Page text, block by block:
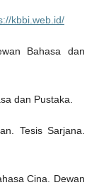
kbbi.web.id/
Bahasa dan
dan Pustaka.
Tesis Sarjana.
Cina. Dewan